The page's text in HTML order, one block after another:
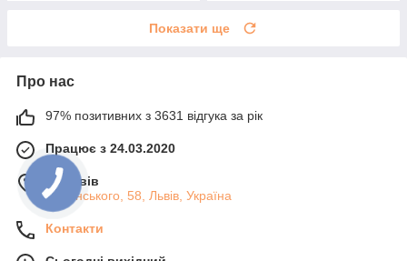
Показати ще
Про нас
97% позитивних з 3631 відгука за рік
Працює з 24.03.2020
м. Львів
Липинського, 58, Львів, Україна
Контакти